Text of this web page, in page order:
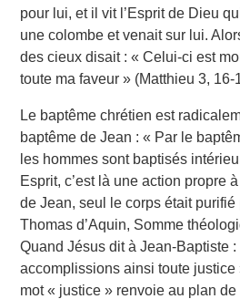
pour lui, et il vit l’Esprit de Dieu
une colombe et venait sur lui.
des cieux disait : « Celui-ci est
toute ma faveur » (Matthieu 3, 16-
Le baptême chrétien est
baptême de Jean : « Par le
les hommes sont baptisés
Esprit, c’est là une action propre
de Jean, seul le corps était purifié
Thomas d’Aquin, Somme
Quand Jésus dit à Jean-Baptiste
accomplissions ainsi toute justice
mot « justice » renvoie au plan